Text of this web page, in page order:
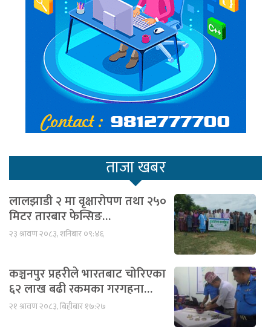
ताजा खबर
लालझाडी २ मा वृक्षारोपण तथा २५०
मिटर तारबार फेन्सिङ…
२३ श्रावण २०८३, शनिबार ०९:४६
कञ्चनपुर प्रहरीले भारतबाट चोरिएका
६२ लाख बढी रकमका गरगहना…
२१ श्रावण २०८३, बिहीबार १७:२७